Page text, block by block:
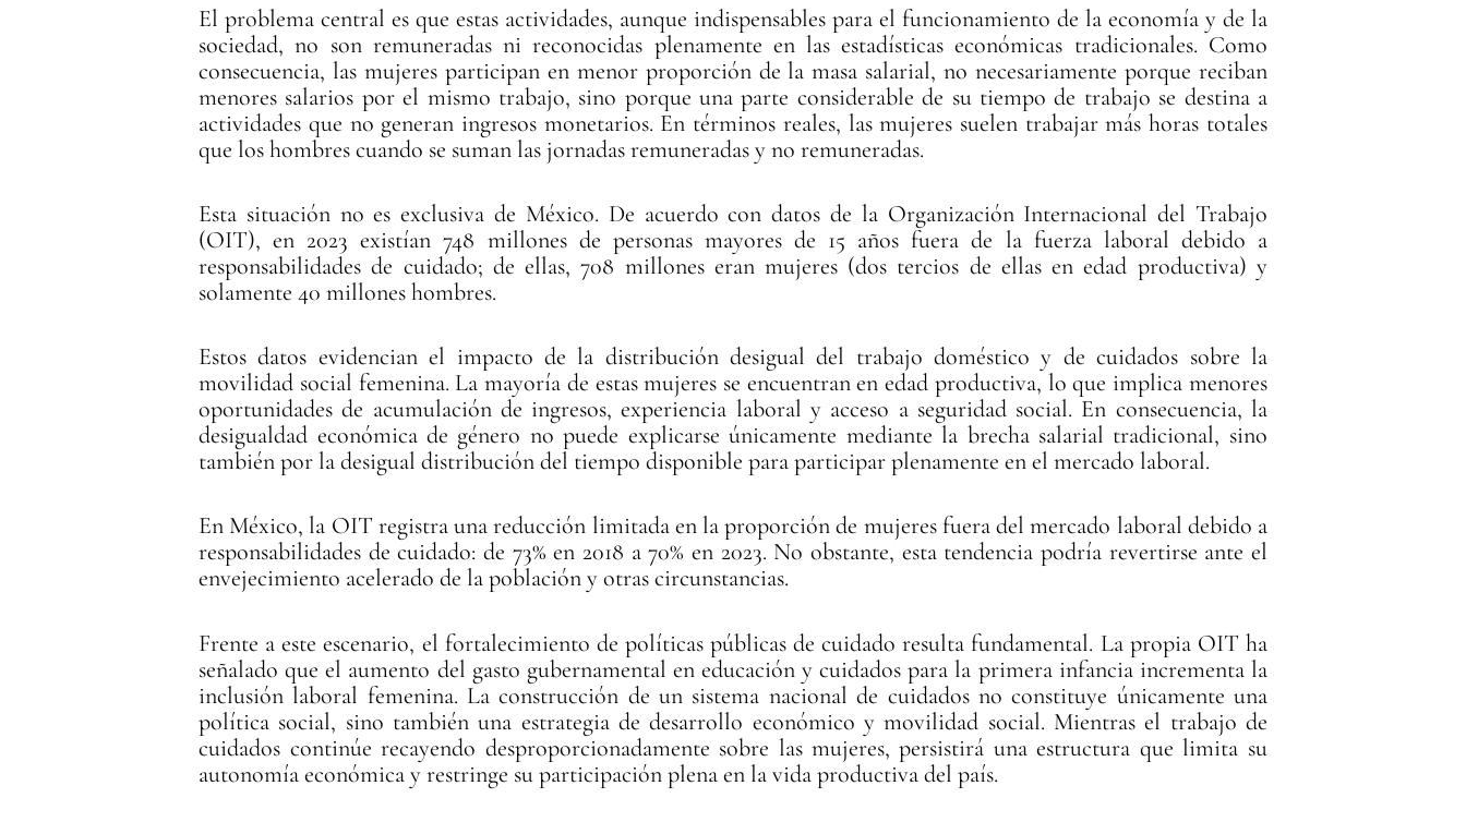
El problema central es que estas actividades, aunque indispensables para el funcionamiento de la economía y de la
sociedad, no son remuneradas ni reconocidas plenamente en las estadísticas económicas tradicionales. Como
consecuencia, las mujeres participan en menor proporción de la masa salarial, no necesariamente porque reciban
menores salarios por el mismo trabajo, sino porque una parte considerable de su tiempo de trabajo se destina a
actividades que no generan ingresos monetarios. En términos reales, las mujeres suelen trabajar más horas totales
que los hombres cuando se suman las jornadas remuneradas y no remuneradas.
Esta situación no es exclusiva de México. De acuerdo con datos de la Organización Internacional del Trabajo
(OIT), en 2023 existían 748 millones de personas mayores de 15 años fuera de la fuerza laboral debido a
responsabilidades de cuidado; de ellas, 708 millones eran mujeres (dos tercios de ellas en edad productiva) y
solamente 40 millones hombres.
Estos datos evidencian el impacto de la distribución desigual del trabajo doméstico y de cuidados sobre la
movilidad social femenina. La mayoría de estas mujeres se encuentran en edad productiva, lo que implica menores
oportunidades de acumulación de ingresos, experiencia laboral y acceso a seguridad social. En consecuencia, la
desigualdad económica de género no puede explicarse únicamente mediante la brecha salarial tradicional, sino
también por la desigual distribución del tiempo disponible para participar plenamente en el mercado laboral.
En México, la OIT registra una reducción limitada en la proporción de mujeres fuera del mercado laboral debido a
responsabilidades de cuidado: de 73% en 2018 a 70% en 2023. No obstante, esta tendencia podría revertirse ante el
envejecimiento acelerado de la población y otras circunstancias.
Frente a este escenario, el fortalecimiento de políticas públicas de cuidado resulta fundamental. La propia OIT ha
señalado que el aumento del gasto gubernamental en educación y cuidados para la primera infancia incrementa la
inclusión laboral femenina. La construcción de un sistema nacional de cuidados no constituye únicamente una
política social, sino también una estrategia de desarrollo económico y movilidad social. Mientras el trabajo de
cuidados continúe recayendo desproporcionadamente sobre las mujeres, persistirá una estructura que limita su
autonomía económica y restringe su participación plena en la vida productiva del país.